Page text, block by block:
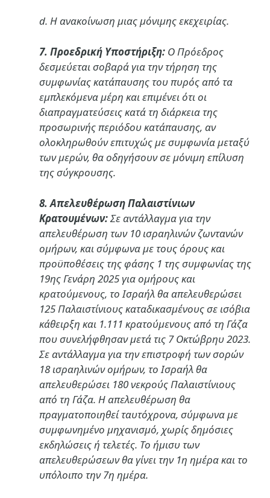
d. Η ανακοίνωση μιας μόνιμης εκεχειρίας.
7. Προεδρική Υποστήριξη: Ο Πρόεδρος
δεσμεύεται σοβαρά για την τήρηση της
συμφωνίας κατάπαυσης του πυρός από τα
εμπλεκόμενα μέρη και επιμένει ότι οι
διαπραγματεύσεις κατά τη διάρκεια της
προσωρινής περιόδου κατάπαυσης, αν
ολοκληρωθούν επιτυχώς με συμφωνία μεταξύ
των μερών, θα οδηγήσουν σε μόνιμη επίλυση
της σύγκρουσης.
8. Απελευθέρωση Παλαιστίνιων
Κρατουμένων:Σε αντάλλαγμα για την
απελευθέρωση των 10 ισραηλινών ζωντανών
ομήρων, και σύμφωνα με τους όρους και
προϋποθέσεις της φάσης 1 της συμφωνίας της
19ης Γενάρη 2025 για ομήρους και
κρατούμενους, το Ισραήλ θα απελευθερώσει
125 Παλαιστίνιους καταδικασμένους σε ισόβια
κάθειρξη και 1.111 κρατούμενους από τη Γάζα
που συνελήφθησαν μετά τις 7 Οκτώβρηυ 2023.
Σε αντάλλαγμα για την επιστροφή των σορών
18 ισραηλινών ομήρων, το Ισραήλ θα
απελευθερώσει 180 νεκρούς Παλαιστίνιους
από τη Γάζα. Η απελευθέρωση θα
πραγματοποιηθεί ταυτόχρονα, σύμφωνα με
συμφωνημένο μηχανισμό, χωρίς δημόσιες
εκδηλώσεις ή τελετές. Το ήμισυ των
απελευθερώσεων θα γίνει την 1η ημέρα και το
υπόλοιπο την 7η ημέρα.